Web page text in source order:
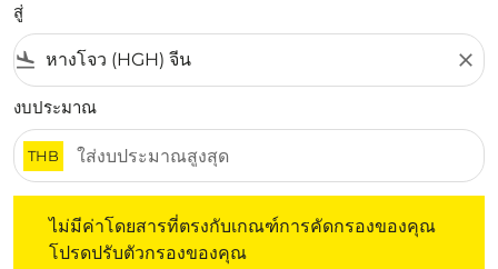
สู่
flight_land close
งบประมาณ
THB
ไม่มีค่าโดยสารที่ตรงกับเกณฑ์การคัดกรองของคุณ
โปรดปรับตัวกรองของคุณ